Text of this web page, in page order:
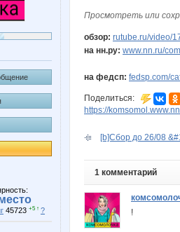
45723 +5 ↑ ?
Просмотреть или
обзор: rutube.ru/video/
на нн.ру: www.nn.ru/
на федсп: fedsp.com/
Поделиться:
https://
[b]Сбор до 26/08
1 комментарий
!